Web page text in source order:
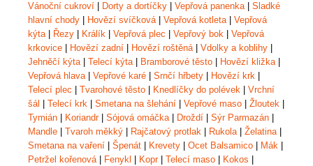
Vánoční cukroví Dorty a dortíčky Vepřová panenka| Sladké
hlavní chody
Hovězí svíčková| Vepřová kotleta| Vepřová
kýta| Řezy Králík Vepřová plec Vepřový bok
Vepřová
krkovice
Hovězí zadní Hovězí roštěná| Vdolky a koblihy
Jehněčí kýta| Telecí kýta| Bramborové těsto Hovězí kližka|
Vepřová hlava| Vepřové karé Srnčí hřbety Hovězí krk
Telecí plec
Tvarohové těsto Knedlíčky do polévek
Vrchní
šál
Telecí krk Smetana na šlehání Vepřové maso Žloutek
Tymián
Koriandr| Sójová omáčka| Droždí Sýr Parmazán
Mandle
Tvaroh měkký Rajčatový protlak Rukola| Želatina|
Smetana na vaření
Špenát Krevety Ocet Balsamico Mák
Petržel kořenová| Fenykl Kopr| Telecí maso Kokos